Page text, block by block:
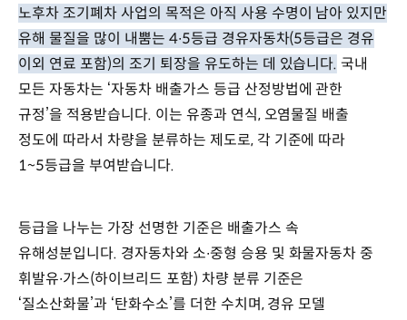
노후차 조기폐차 사업의 목적은 아직 사용 수명이 남아 있지만
유해 물질을 많이 내뿜는 4∙5등급 경유자동차(5등급은 경유
이외 연료 포함)의 조기 퇴장을 유도하는 데 있습니다. 국내
모든 자동차는 ‘자동차 배출가스 등급 산정방법에 관한
규정’을 적용받습니다. 이는 유종과 연식, 오염물질 배출
정도에 따라서 차량을 분류하는 제도로, 각 기준에 따라
1~5등급을 부여받습니다.
등급을 나누는 가장 선명한 기준은 배출가스 속
유해성분입니다. 경자동차와 소∙중형 승용 및 화물자동차 중
휘발유∙가스(하이브리드 포함) 차량 분류 기준은
‘질소산화물’과 ‘탄화수소’를 더한 수치며, 경유 모델